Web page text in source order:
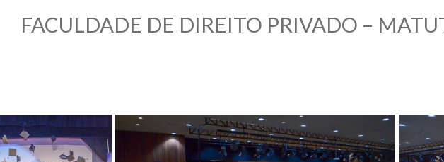
FACULDADE DE DIREITO PRIVADO –